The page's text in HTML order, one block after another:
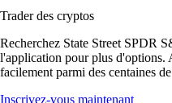
Trader des cryptos
Recherchez State Street SPDR
l'application pour plus d'options.
facilement parmi des centaines
Inscrivez-vous maintenant